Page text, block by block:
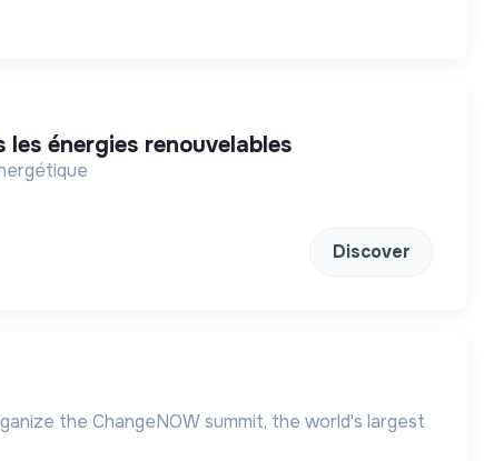
énergies renouvelables
Discover
the ChangeNOW summit, the world's largest